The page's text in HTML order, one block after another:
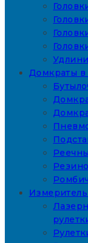
Домкраты в